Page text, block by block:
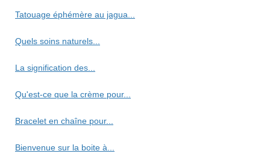
Tatouage éphémère au jagua...
Quels soins naturels...
La signification des...
Qu'est-ce que la crème pour...
Bracelet en chaîne pour...
Bienvenue sur la boite à...